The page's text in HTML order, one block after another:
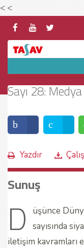
< <
Sayı 28:
Yazdır
Sunuş
D
üşünce
sayısında
iletişim kavramları